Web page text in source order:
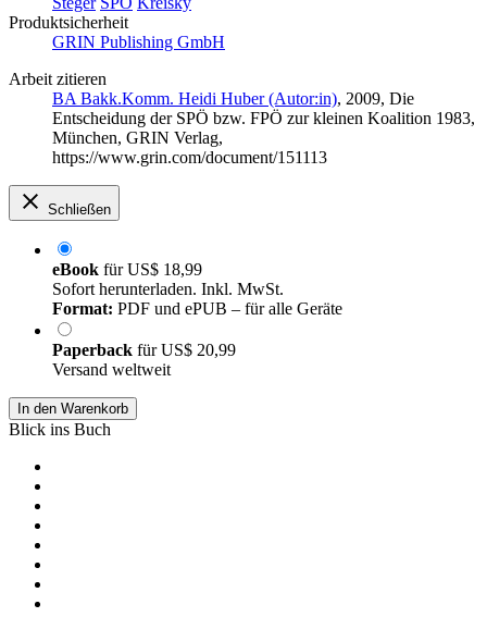
Produktsicherheit
GRIN Publishing GmbH
Arbeit zitieren
BA Bakk.Komm. Heidi Huber (Autor:in), 2009, Die
Entscheidung der SPÖ bzw. FPÖ zur kleinen Koalition 1983,
München, GRIN Verlag,
https://www.grin.com/document/151113
Schließen
eBook fürUS$ 18,99
Sofort herunterladen. Inkl. MwSt.
Format: PDF und ePUB – für alle Geräte
Paperback fürUS$ 20,99
Versand weltweit
In den Warenkorb
Blick ins Buch